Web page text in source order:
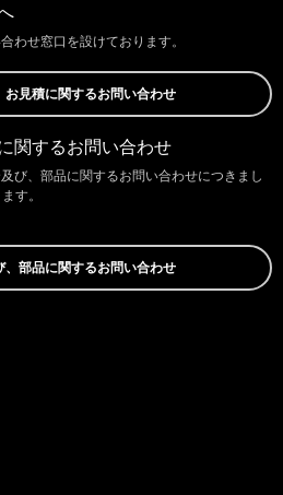
わせ窓口を設けております。
お見積に関するお問い合わせ
関するお問い合わせ
び、部品に関するお問い合わせにつきまし
す。
、部品に関するお問い合わせ